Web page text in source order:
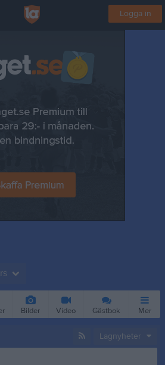
Logga in
Bilder Video Gästbok Mer
Lagnyheter